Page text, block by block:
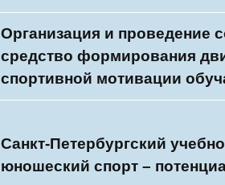
Организация и проведение
средство формирования
спортивной мотивации
Санкт-Петербургский
юношеский спорт –